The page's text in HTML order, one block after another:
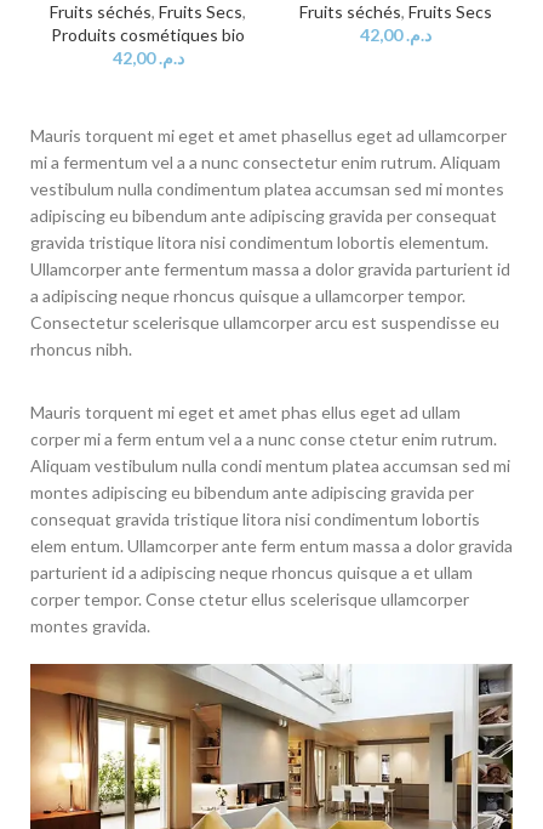
Fruits séchés, Fruits Secs,
Produits cosmétiques bio
د.م.42,00
Fruits séchés, Fruits Secs
د.م.42,00
Mauris torquent mi eget et amet phasellus eget ad ullamcorper
mi a fermentum vel a a nunc consectetur enim rutrum. Aliquam
vestibulum nulla condimentum platea accumsan sed mi montes
adipiscing eu bibendum ante adipiscing gravida per consequat
gravida tristique litora nisi condimentum lobortis elementum.
Ullamcorper ante fermentum massa a dolor gravida parturient id
a adipiscing neque rhoncus quisque a ullamcorper tempor.
Consectetur scelerisque ullamcorper arcu est suspendisse eu
rhoncus nibh.
Mauris torquent mi eget et amet phas ellus eget ad ullam
corper mi a ferm entum vel a a nunc conse ctetur enim rutrum.
Aliquam vestibulum nulla condi mentum platea accumsan sed mi
montes adipiscing eu bibendum ante adipiscing gravida per
consequat gravida tristique litora nisi condimentum lobortis
elem entum. Ullamcorper ante ferm entum massa a dolor gravida
parturient id a adipiscing neque rhoncus quisque a et ullam
corper tempor. Conse ctetur ellus scelerisque ullamcorper
montes gravida.